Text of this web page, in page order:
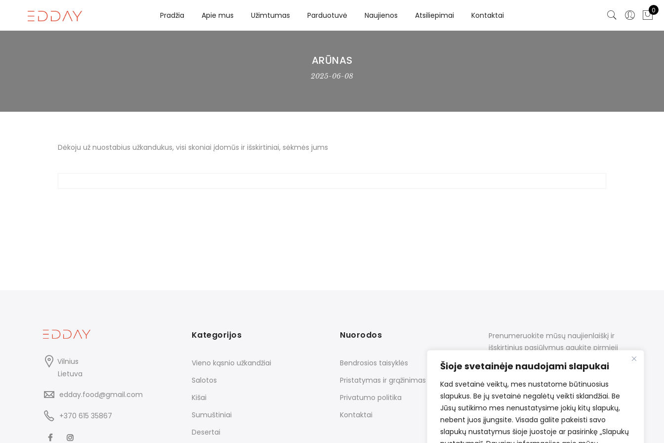
Šioje svetainėje naudojami slapukai
Kad svetainė veiktų, mes nustatome būtinuosius
slapukus. Be jų svetainė negalėtų veikti sklandžiai. Be
Jūsų sutikimo mes nenustatysime jokių kitų slapukų,
nebent juos įjungsite. Visada galite pakeisti savo
slapukų nustatymus šioje juostoje ar pasirinkę „Slapukų
Pradžia Apie mus Užimtumas Parduotuvė Naujienos Atsiliepimai Kontaktai
0
ARŪNAS
2025-06-08
Dėkoju už nuostabius užkandukus, visi skoniai įdomūs ir išskirtiniai, sėkmės jums
Vilnius
Lietuva
edday.food@gmail.com
+370 615 35867
Kategorijos
Vieno kąsnio užkandžiai
Salotos
Kišai
Sumuštiniai
Desertai
Nuorodos
Bendrosios taisyklės
Pristatymas ir grąžinimas
Privatumo politika
Kontaktai
Prenumeruokite mūsų naujienlaiškį ir
išskirtinius pasiūlymus gaukite pirmieji